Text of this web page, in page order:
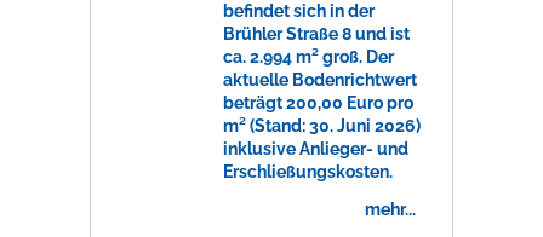
befindet sich in der
Brühler Straße 8 und ist
ca. 2.994 m² groß. Der
aktuelle Bodenrichtwert
beträgt 200,00 Euro pro
m² (Stand: 30. Juni 2026)
inklusive Anlieger- und
Erschließungskosten.
mehr...